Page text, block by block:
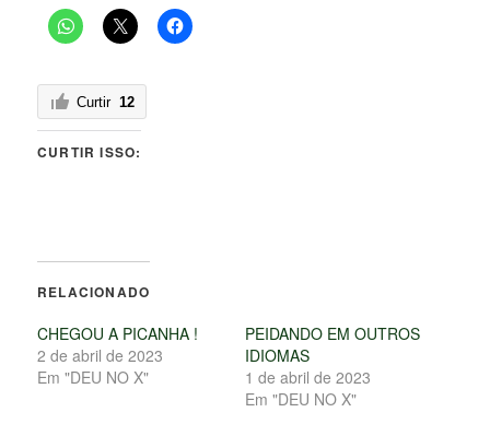
Curtir 12
CURTIR ISSO:
RELACIONADO
CHEGOU A PICANHA !
2 de abril de 2023
Em "DEU NO X"
PEIDANDO EM OUTROS
IDIOMAS
1 de abril de 2023
Em "DEU NO X"